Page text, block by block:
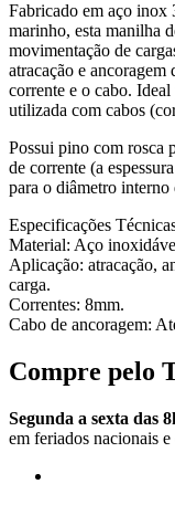
Fabricado em aço inox
marinho, esta manilha
movimentação de
atracação e ancoragem
corrente e o cabo.
utilizada com cabos
Possui pino com rosca
de corrente (a
para o diâmetro interno
Especificações
Material: Aço
Aplicação: atracação,
carga.
Correntes: 8mm.
Cabo de ancoragem:
Compre pelo
Segunda a sexta das
em feriados nacionais